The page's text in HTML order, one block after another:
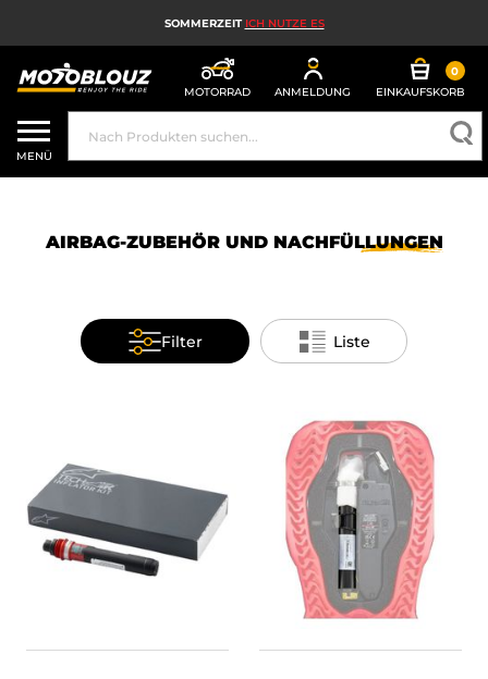
SOMMERZEIT ICH NUTZE ES
MOTORRAD ANMELDUNG
0
EINKAUFSKORB
MOTORRADHELM
MOTORRADAUSRÜSTUNG FÜR HERREN
MOTORRAD-AIRBAG
MOTORRADZUBEHÖR
MOTORRADGEPÄCK
SPORTBEKLEIDUNG
SPEZIELLE ANGEBOTE UND SONDERAKTIONEN
GESCHENKKARTEN
MENÜ
AIRBAG-ZUBEHÖR UND NACHFÜLLUNGEN
Filter Liste